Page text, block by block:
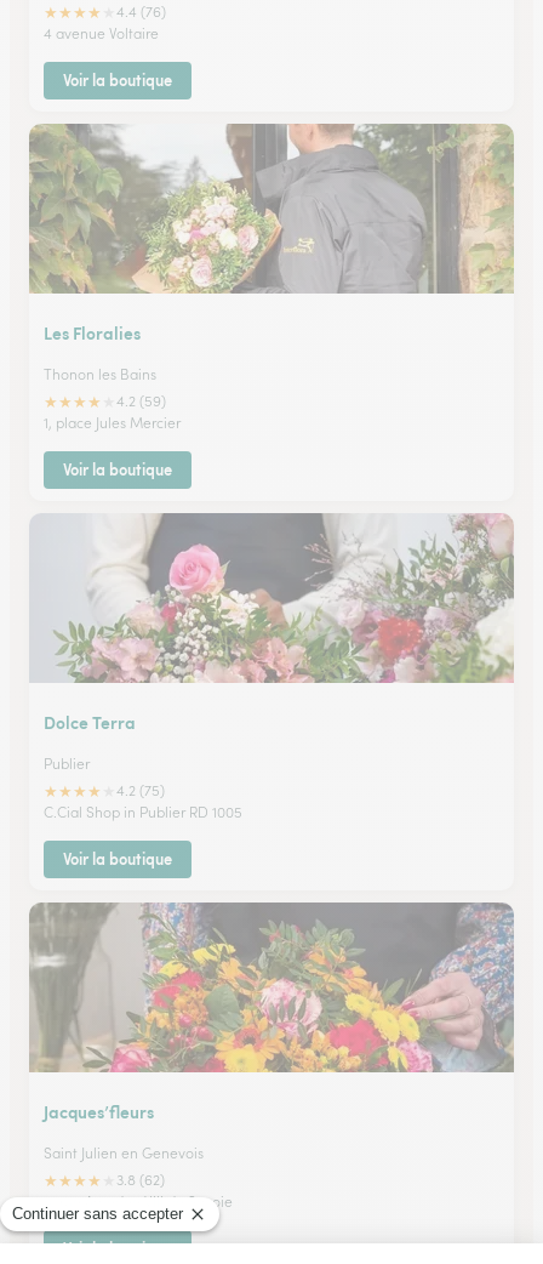
★★★★
4.4 (76)
4 avenue Voltaire
Voir la boutique
Les Floralies
Thonon les Bains
★★★★
4.2 (59)
1, place Jules Mercier
Voir la boutique
Dolce Terra
Publier
★★★★
4.2 (75)
C.Cial Shop in Publier RD 1005
Voir la boutique
Jacques’fleurs
Saint Julien en Genevois
★★★★
3.8 (62)
5, rue Amedee VIII de Savoie
Voir la boutique